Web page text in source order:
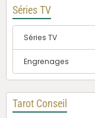
Séries TV
Séries TV
Engrenages
Tarot Conseil